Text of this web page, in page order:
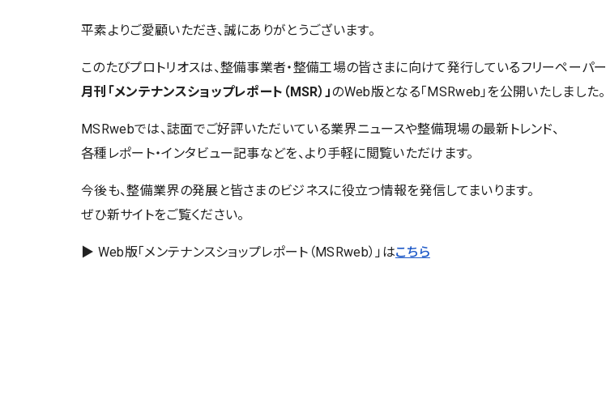
平素よりご愛顧いただき、誠にありがとうございます。
このたびプロトリオスは、整備事業者・整備工場の皆さまに向けて発行しているフリーペーパー
月刊「メンテナンスショップレポート（MSR）」のWeb版となる「MSRweb」を公開いたしました。
MSRwebでは、誌面でご好評いただいている業界ニュースや整備現場の最新トレンド、
各種レポート・インタビュー記事などを、より手軽に閲覧いただけます。
今後も、整備業界の発展と皆さまのビジネスに役立つ情報を発信してまいります。
ぜひ新サイトをご覧ください。
▶ Web版「メンテナンスショップレポート（MSRweb）」はこちら